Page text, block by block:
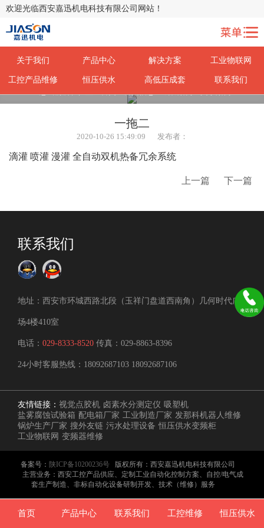
欢迎光临西安嘉迅机电科技有限公司网站！
关于我们 产品中心 解决方案 工业物联网
工控产品维修 恒压供水 高低压成套
联系我们
一拖二
2020-10-26 15:49:09 发布者：
滴灌 喷灌 漫灌 全自动双机热备冗余系统
上一篇 下一篇
联系我们
地址：西安市环城西路北段（玉祥门盘道西南角）几何时代广
场4楼410室
电话： 029-8333-8520 传真：029-8863-8396
24小时客服热线： 18092687103 18092687106
友情链接： 视觉点胶机 卤素水分测定仪 吸塑机
盐雾腐蚀试验箱 配电箱厂家 工业制造厂家 发那科机器人维修
锅炉生产厂家 搜外友链 污水处理设备 恒压供水变频柜
工业物联网 变频器维修
备案号： 陕ICP备10200236号版权所有：西安嘉迅机电科技有限公司
主营业务：西安工控产品供应、定制工业自动化控制方案、自控/电气成
套生产制造、非标自动化设备研制开发、技术（维修）服务
首页 产品中心 联系我们 工控维修 恒压供水